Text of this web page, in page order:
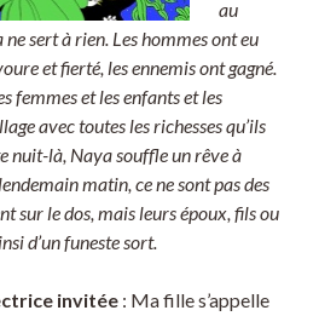
au
sert à rien. Les hommes ont eu
et fierté, les ennemis ont gagné.
femmes et les enfants et les
avec toutes les richesses qu’ils
nuit-là, Naya souffle un rêve à
matin, ce ne sont pas des
sur le dos, mais leurs époux, fils ou
d’un funeste sort.
invitée : Ma fille s’appelle